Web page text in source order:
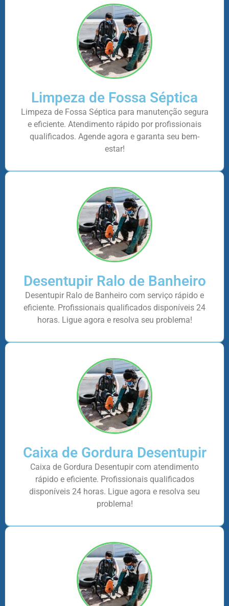
Limpeza de Fossa Séptica
Limpeza de Fossa Séptica para manutenção segura
e eficiente. Atendimento rápido por profissionais
qualificados. Agende agora e garanta seu bem-
estar!
Desentupir Ralo de Banheiro
Desentupir Ralo de Banheiro com serviço rápido e
eficiente. Profissionais qualificados disponíveis 24
horas. Ligue agora e resolva seu problema!
Caixa de Gordura Desentupir
Caixa de Gordura Desentupir com atendimento
rápido e eficiente. Profissionais qualificados
disponíveis 24 horas. Ligue agora e resolva seu
problema!